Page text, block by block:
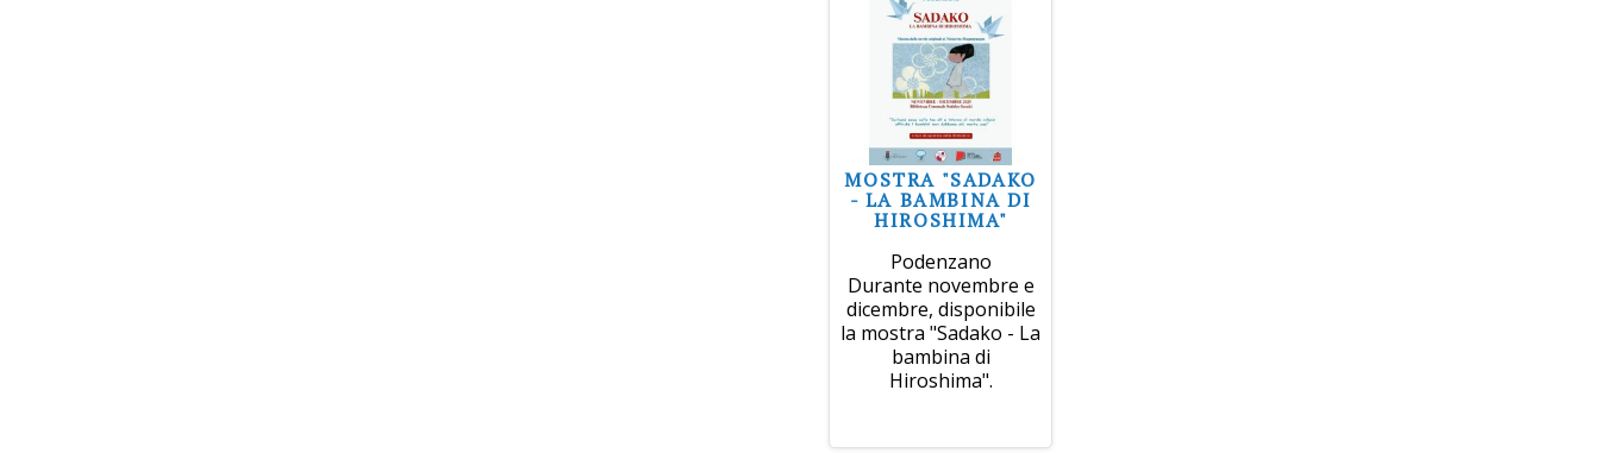
MOSTRA "SADAKO
- LA BAMBINA DI
HIROSHIMA"
Podenzano
Durante novembre e
dicembre, disponibile
la mostra "Sadako - La
bambina di
Hiroshima".